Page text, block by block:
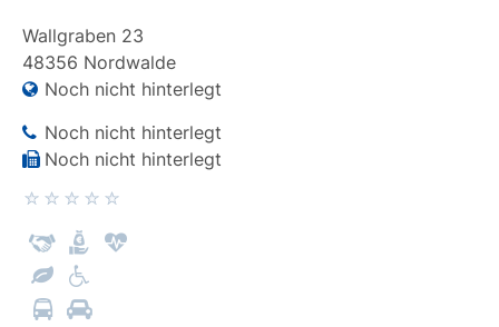
Wallgraben 23
48356 Nordwalde
Noch nicht hinterlegt
Noch nicht hinterlegt
Noch nicht hinterlegt